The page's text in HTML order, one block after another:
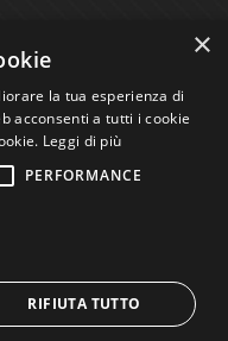
Sara Bassi VAT
×
la tua esperienza di
acconsenti a tutti i cookie
Leggi di più
PERFORMANCE
RIFIUTA TUTTO